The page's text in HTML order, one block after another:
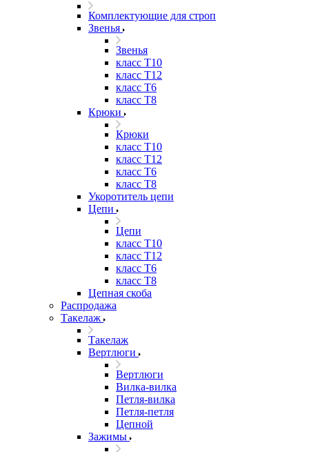
Комплектующие для строп
Звенья
Звенья
класс Т10
класс Т12
класс Т6
класс Т8
Крюки
Крюки
класс Т10
класс Т12
класс Т6
класс Т8
Укоротитель цепи
Цепи
Цепи
класс Т10
класс Т12
класс Т6
класс Т8
Цепная скоба
Распродажа
Такелаж
Такелаж
Вертлюги
Вертлюги
Вилка-вилка
Петля-вилка
Петля-петля
Цепной
Зажимы